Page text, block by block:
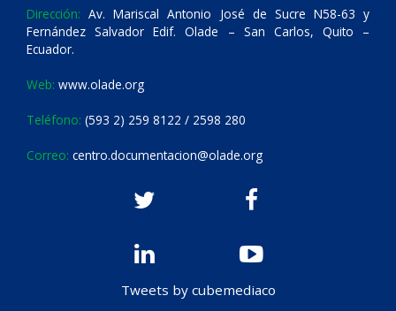
Dirección: Av. Mariscal Antonio José de Sucre N58-63 y
Fernández Salvador Edif. Olade – San Carlos, Quito –
Ecuador.
Web: www.olade.org
Teléfono: (593 2) 259 8122 / 2598 280
Correo: centro.documentacion@olade.org
Tweets by cubemediaco